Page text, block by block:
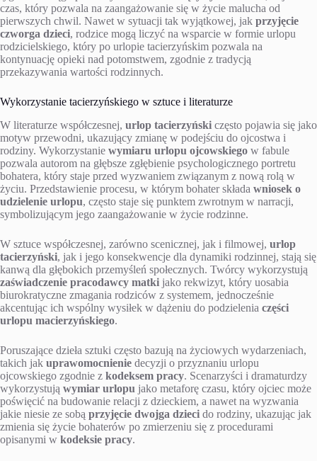
czas, który pozwala na zaangażowanie się w życie malucha od
pierwszych chwil. Nawet w sytuacji tak wyjątkowej, jak przyjęcie
czworga dzieci, rodzice mogą liczyć na wsparcie w formie urlopu
rodzicielskiego, który po urlopie tacierzyńskim pozwala na
kontynuację opieki nad potomstwem, zgodnie z tradycją
przekazywania wartości rodzinnych.
Wykorzystanie tacierzyńskiego w sztuce i literaturze
W literaturze współczesnej, urlop tacierzyński często pojawia się jako
motyw przewodni, ukazujący zmianę w podejściu do ojcostwa i
rodziny. Wykorzystanie wymiaru urlopu ojcowskiego w fabule
pozwala autorom na głębsze zgłębienie psychologicznego portretu
bohatera, który staje przed wyzwaniem związanym z nową rolą w
życiu. Przedstawienie procesu, w którym bohater składa wniosek o
udzielenie urlopu, często staje się punktem zwrotnym w narracji,
symbolizującym jego zaangażowanie w życie rodzinne.
W sztuce współczesnej, zarówno scenicznej, jak i filmowej, urlop
tacierzyński, jak i jego konsekwencje dla dynamiki rodzinnej, stają się
kanwą dla głębokich przemyśleń społecznych. Twórcy wykorzystują
zaświadczenie pracodawcy matki jako rekwizyt, który uosabia
biurokratyczne zmagania rodziców z systemem, jednocześnie
akcentując ich wspólny wysiłek w dążeniu do podzielenia części
urlopu macierzyńskiego.
Poruszające dzieła sztuki często bazują na życiowych wydarzeniach,
takich jak uprawomocnienie decyzji o przyznaniu urlopu
ojcowskiego zgodnie z kodeksem pracy. Scenarzyści i dramaturdzy
wykorzystują wymiar urlopu jako metaforę czasu, który ojciec może
poświęcić na budowanie relacji z dzieckiem, a nawet na wyzwania
jakie niesie ze sobą przyjęcie dwojga dzieci do rodziny, ukazując jak
zmienia się życie bohaterów po zmierzeniu się z procedurami
opisanymi w kodeksie pracy.